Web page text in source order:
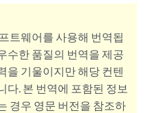
트웨어를 사용해 번역됩
수한 품질의 번역을 제공
을 기울이지만 해당 컨텐
다. 본 번역에 포함된 정보
경우 영문 버전을 참조하